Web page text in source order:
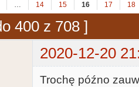
… 14 15 16 17 18
400 z 708 ]
2020-12-20
Trochę późno